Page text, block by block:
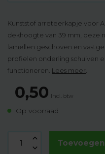
Kunststof arreteerkapje voor
dekhoogte van 39 mm, deze
lamellen geschoven en
profielen onderling schuiven
functioneren. Lees meer
0,50 Incl. btw
Op voorraad